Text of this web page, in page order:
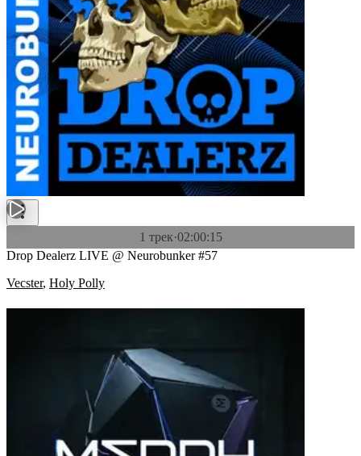
1 трек·02:00:15
Drop Dealerz LIVE @ Neurobunker #57
Vecster, Holy Polly